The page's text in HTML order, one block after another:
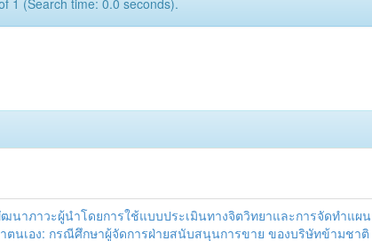
1 (Search time: 0.0 seconds).
นาภาวะผู้นำโดยการใช้แบบประเมินทางจิตวิทยาและการจัดทำแผน
นเอง: กรณีศึกษาผู้จัดการฝ่ายสนับสนุนการขาย ของบริษัทข้ามชาติ